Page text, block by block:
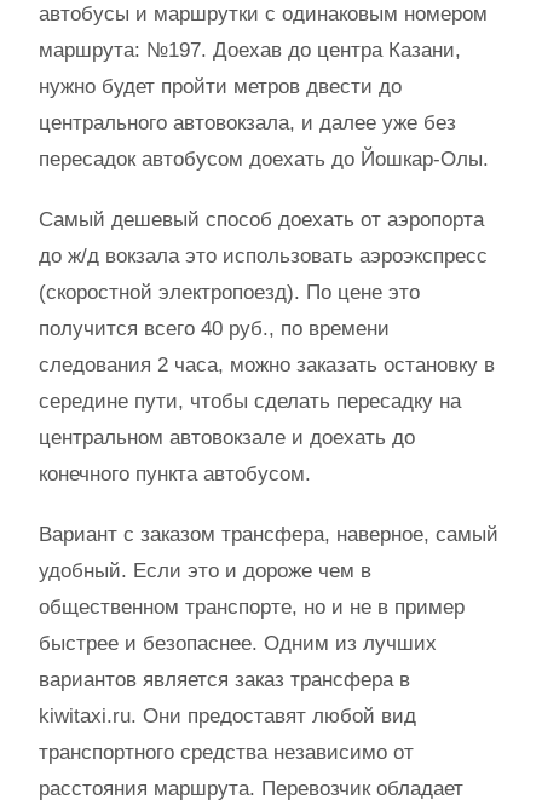
автобусы и маршрутки с одинаковым номером
маршрута: №197. Доехав до центра Казани,
нужно будет пройти метров двести до
центрального автовокзала, и далее уже без
пересадок автобусом доехать до Йошкар-Олы.
Самый дешевый способ доехать от аэропорта
до ж/д вокзала это использовать аэроэкспресс
(скоростной электропоезд). По цене это
получится всего 40 руб., по времени
следования 2 часа, можно заказать остановку в
середине пути, чтобы сделать пересадку на
центральном автовокзале и доехать до
конечного пункта автобусом.
Вариант с заказом трансфера, наверное, самый
удобный. Если это и дороже чем в
общественном транспорте, но и не в пример
быстрее и безопаснее. Одним из лучших
вариантов является заказ трансфера в
kiwitaxi.ru. Они предоставят любой вид
транспортного средства независимо от
расстояния маршрута. Перевозчик обладает